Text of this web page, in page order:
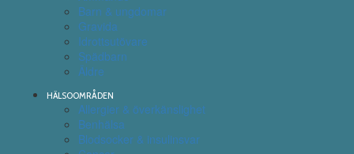
Barn & ungdomar
Gravida
Idrottsutövare
Spädbarn
Äldre
HÄLSOOMRÅDEN
Allergier & överkänslighet
Benhälsa
Blodsocker & insulinsvar